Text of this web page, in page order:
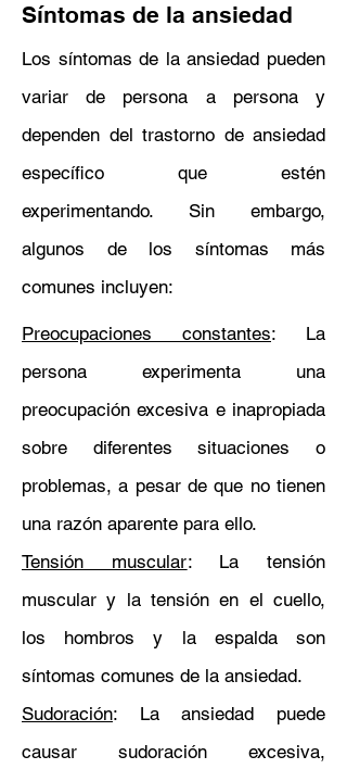
Síntomas de la ansiedad
Los síntomas de la ansiedad pueden
variar de persona a persona y
dependen del trastorno de ansiedad
específico que estén
experimentando. Sin embargo,
algunos de los síntomas más
comunes incluyen:
Preocupaciones constantes: La
persona experimenta una
preocupación excesiva e inapropiada
sobre diferentes situaciones o
problemas, a pesar de que no tienen
una razón aparente para ello.
Tensión muscular: La tensión
muscular y la tensión en el cuello,
los hombros y la espalda son
síntomas comunes de la ansiedad.
Sudoración: La ansiedad puede
causar sudoración excesiva,